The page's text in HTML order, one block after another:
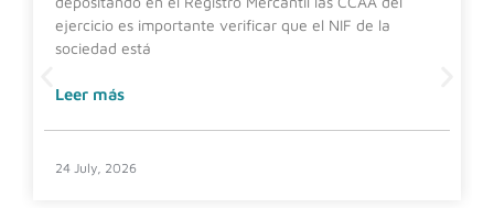
ejercicio es importante verificar que el NIF de la
sociedad está
Leer más
24 July, 2026